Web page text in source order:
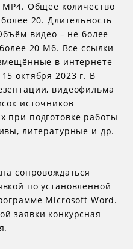
Общее количество
20. Длительность
видео – не более
20 Мб. Все ссылки
в интернете
октября 2023 г. В
видеофильма
источников
при подготовке работы
литературные и др.
сопровождаться
по установленной
Microsoft Word.
заявки конкурсная